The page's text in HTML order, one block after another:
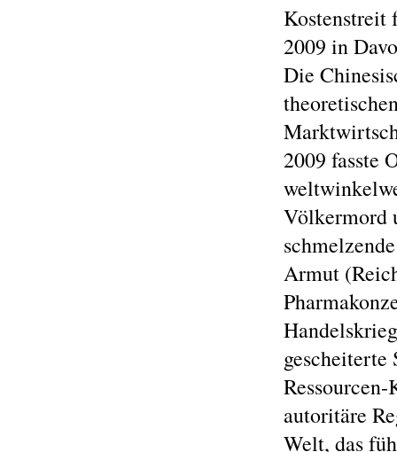
Kostenstreit
2009 in
Die
2009 fasste
Völkermord
Armut
gescheiterte
autoritäre
Welt, das